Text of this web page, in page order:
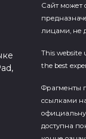
Сайт может
лицами, не
This website
the best
Фрагменты
ссылками
доступна